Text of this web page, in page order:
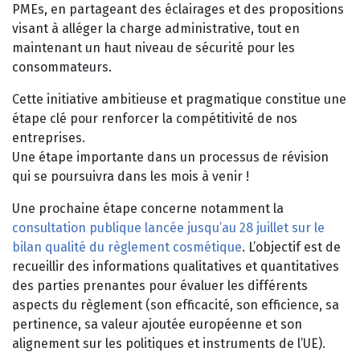
PMEs, en partageant des éclairages et des propositions
visant à alléger la charge administrative, tout en
maintenant un haut niveau de sécurité pour les
consommateurs.
Cette initiative ambitieuse et pragmatique constitue une
étape clé pour renforcer la compétitivité de nos
entreprises.
Une étape importante dans un processus de révision
qui se poursuivra dans les mois à venir !
Une prochaine étape concerne notamment la
consultation publique lancée jusqu’au 28 juillet sur le
bilan qualité du règlement cosmétique. L’objectif est de
recueillir des informations qualitatives et quantitatives
des parties prenantes pour évaluer les différents
aspects du règlement (son efficacité, son efficience, sa
pertinence, sa valeur ajoutée européenne et son
alignement sur les politiques et instruments de l’UE).